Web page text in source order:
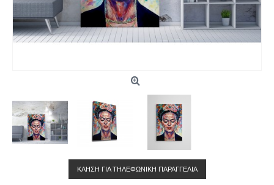
ΚΛΉΣΗ ΓΙΑ ΤΗΛΕΦΩΝΙΚΉ ΠΑΡΑΓΓΕΛΊΑ